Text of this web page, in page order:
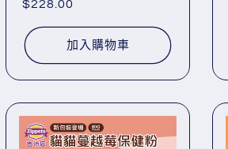
定
$228.00
加入購物車